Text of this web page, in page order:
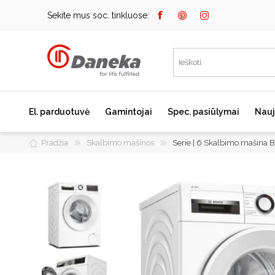
Sekite mus soc. tinkluose:
El. parduotuvė
Indukcinės kaitlentės
Dujinės kaitlentės
Elektrinės kaitlentės
Domino kaitlentės
Kaitlenčių priedai
aparatai
Gamintojai
Dunavox
Spec. pasiūlymai
Pradžia Skalbimo mašinos Serie | 6 Skalbimo mašina